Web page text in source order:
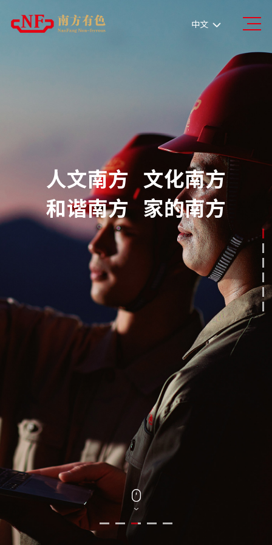
中文
人文南方 文化南方
和谐南方 家的南方